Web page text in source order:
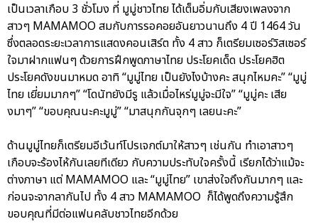
เป็นเวลาเกือบ 3 ชั่วโมง ที่ มูมู่ชาวไทย ได้เต็มอิ่มกับเสียงเพลงจาก
สาวๆ MAMAMOO สมกับการรอคอยอันยาวนานถึง 4 ปี 1464 วัน
ซึ่งตลอดระยะเวลาการแสดงคอนเสิร์ต ทั้ง 4 สาว ก็เตรียมเซอร์วิสเซอร์
ใจมาฝากแฟนๆ ด้วยการฝึกพูดภาษาไทย ประโยคเด็ด ประโยคฮิต
ประโยคดังขนมาหมด อาทิ “มูมู่ไทย เป็นยังไงบ้างคะ สนุกไหมคะ” “มูมู่
ไทย เยี่ยมมากๆ” “โดนัทยังมีรู แล้วเมื่อไหร่มูมู่จะมีใจ” “มูมู่คะ เสีย
งมาๆ” “ขอบคุณนะคะมูมู่” “มาสนุกกันจุกๆ เลยนะคะ”
ด้านมูมู่ไทยก็เตรียมอีเว้นท์โปรเจกต์มาให้สาวๆ เช่นกัน ทำเอาสาวๆ
เกือบจะร้องไห้กันเลยทีเดียว กับความประทับใจครั้งนี้ เรียกได้ว่าแม้จะ
ต่างภาษา แต่ MAMAMOO และ “มูมู่ไทย” เขาส่งใจถึงกันมากๆ และ
ก่อนจะจากลากันไป ทั้ง 4 สาว MAMAMOO ก็ได้พูดถึงความรู้สึก
ขอบคุณที่มีต่อแฟนคลับชาวไทยอีกด้วย